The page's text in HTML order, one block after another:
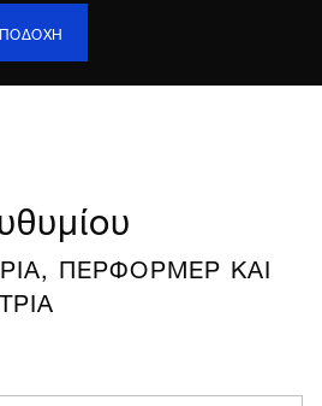
ΠΕΡΦΌΡΜΕΡ ΚΑΙ